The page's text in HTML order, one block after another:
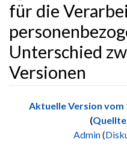
für die
Unterschied
Versionen
Wechseln zu:Navigation,
Aktuelle Version vom
(
Admin(